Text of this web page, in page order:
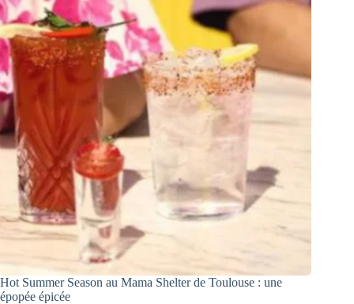
Hot Summer Season au Mama Shelter de Toulouse : une
épopée épicée